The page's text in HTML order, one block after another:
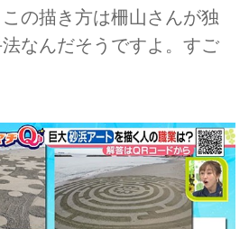
の描き方は柵山さんが独
なんだそうですよ。すご